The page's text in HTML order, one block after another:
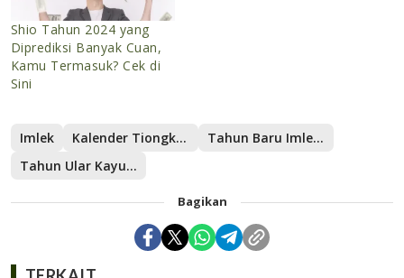
Shio Tahun 2024 yang
Diprediksi Banyak Cuan,
Kamu Termasuk? Cek di
Sini
Imlek Kalender Tiongkok
Tahun Baru Imlek 2576 Kongzili
Tahun Ular Kayu 2025
Bagikan